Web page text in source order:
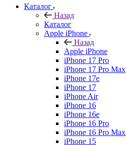
Каталог
Назад
Каталог
Apple iPhone
Назад
Apple iPhone
iPhone 17 Pro
iPhone 17 Pro Max
iPhone 17e
iPhone 17
iPhone Air
iPhone 16
iPhone 16e
iPhone 16 Pro
iPhone 16 Pro Max
iPhone 15